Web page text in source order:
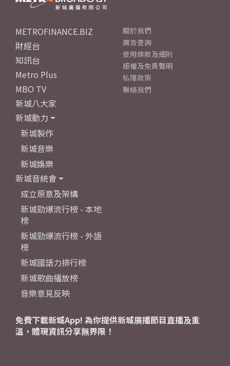
METROFINANCE.BIZ
財經台
知訊台
Metro Plus
MBO TV
新城八大家
新城動力
新城製作
新城音樂
新城娛樂
新城音統會
成立原意及架構
新城勁爆流行榜 - 本地
榜
新城勁爆流行榜 - 外語
榜
新城國語力排行榜
新城歌曲播放榜
音樂意見反映
關於我們
廣告查詢
使用條款及細則
版權及免責聲明
私隱政策
聯絡我們
免費下載新城App! 為你提供新城廣播節目直播及重
溫，體現資訊分享無界限！